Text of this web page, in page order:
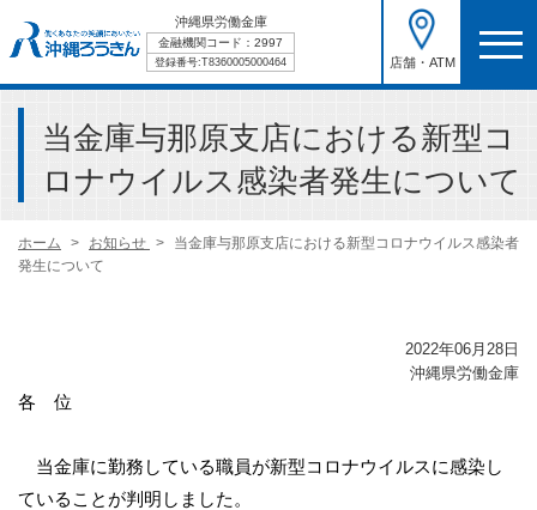
沖縄県労働金庫
金融機関コード：2997
登録番号:T8360005000464 店舗・ATM
当金庫与那原支店における新型コ
ロナウイルス感染者発生について
ホーム お知らせ
当金庫与那原支店における新型コロナウイルス感染者
発生について
2022年06月28日
沖縄県労働金庫
各 位
当金庫に勤務している職員が新型コロナウイルスに感染し
ていることが判明しました。